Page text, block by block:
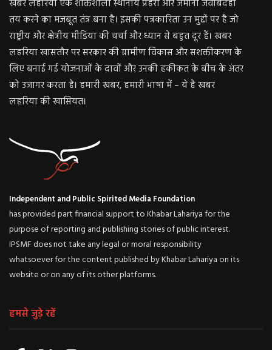
खबर लहरिया एक शक्तिशाली स्थानीय प्रहरी और जमीनी जवाबदेही
तय करने का मजबूत तंत्र बना है। इसकी पत्रकारिता उन मुद्दों पर है जो
राष्ट्रीय और क्षेत्रीय मीडिया की चर्चा और ध्यान से बहुत दूर हैं। खबर
लहरिया खासतौर पर सरकार की ग्रामीण विकास और सशक्तीकरण के
लिए बनाई गई योजनाओं के दावों और उनकी हकीकत के बीच के अंतर
को उजागर करता है। हमारी खबर, हमारी भाषा में – ये है खबर
लहरिया की खासियत।
Independent and Public Spirited Media Foundation
has provided part financial support to Khabar Lahariya for the
purpose of reporting and publishing stories of public interest.
IPSMF does not take any legal or moral responsibility
whatsoever for the content published by Khabar Lahariya on its
website or on any of its other platforms.
हमसे जुड़े रहें